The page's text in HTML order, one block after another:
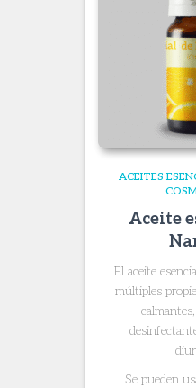
ACEITES
Aceite
El aceite
múltiples
Se pueden